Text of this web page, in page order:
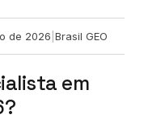
de 2026 Brasil GEO
em